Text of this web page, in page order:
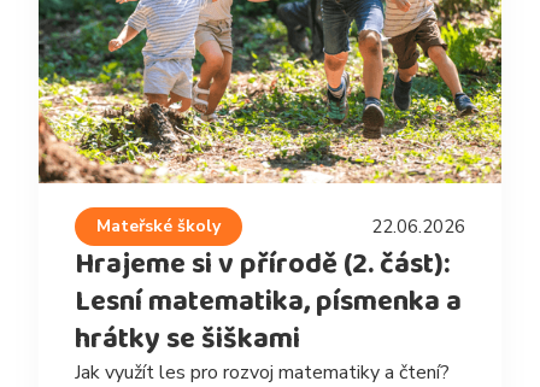
Mateřské školy 22.06.2026
Hrajeme si v přírodě (2. část):
Lesní matematika, písmenka a
hrátky se šiškami
Jak využít les pro rozvoj matematiky a čtení?